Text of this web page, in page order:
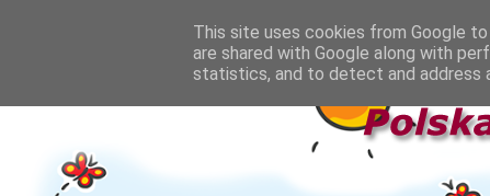
This site uses cookies from Google
are shared with Google along with
statistics, and to detect and address